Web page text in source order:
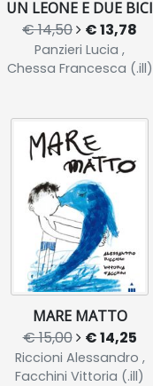
UN LEONE E DUE BICI
€ 14,50 € 13,78
Panzieri Lucia ,
Chessa Francesca (.ill)
MARE MATTO
€ 15,00 € 14,25
Riccioni Alessandro ,
Facchini Vittoria (.ill)